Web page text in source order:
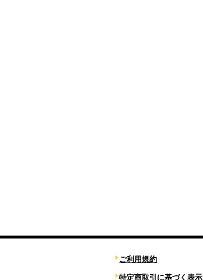
ご利用規約
特定商取引に基づく表示